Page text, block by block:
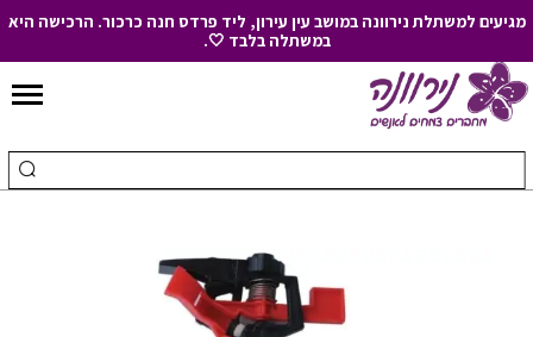
to
מגיעים למשתלת נירוונה במושב עין עירון, ליד פרדס חנה כרכור. הרכישה היא
במשתלה בלבד 🤍.